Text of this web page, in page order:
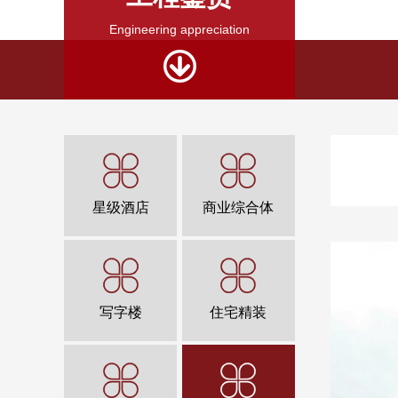
Engineering appreciation
星级酒店 商业综合体
写字楼 住宅精装